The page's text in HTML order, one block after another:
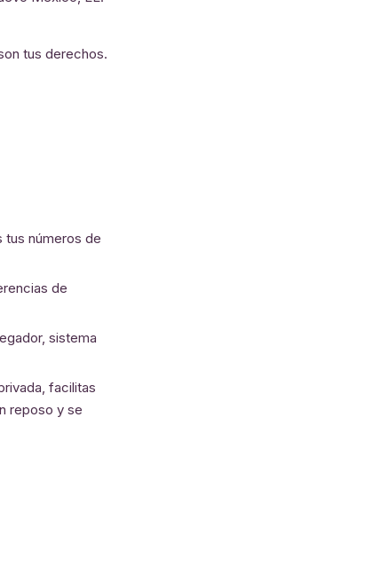
tus derechos.
tus números de
de
sistema
facilitas
reposo y se